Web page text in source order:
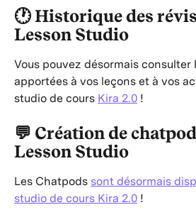
🕐 Historique des
Lesson Studio
Vous pouvez désormais consulter
apportées à vos leçons et à vos
studio de cours Kira 2.0 !
💬 Création de
Lesson Studio
Les Chatpods sont désormais
studio de cours Kira 2.0 !